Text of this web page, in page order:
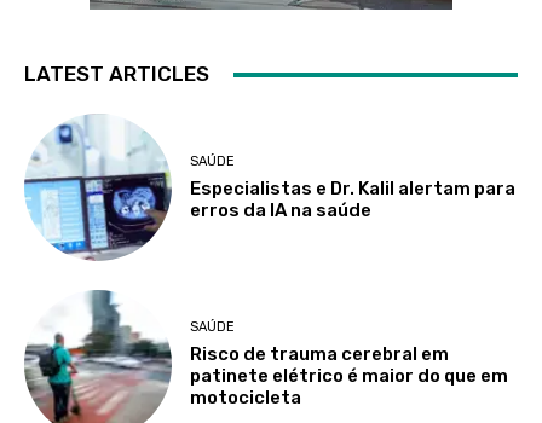
LATEST ARTICLES
SAÚDE
Especialistas e Dr. Kalil alertam para
erros da IA na saúde
SAÚDE
Risco de trauma cerebral em
patinete elétrico é maior do que em
motocicleta